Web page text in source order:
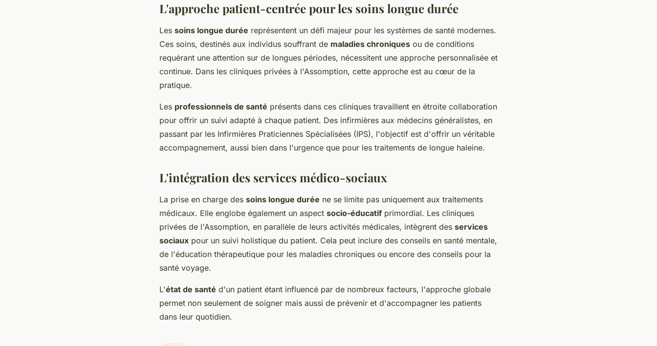
L'approche patient-centrée pour les soins longue durée
Les soins longue durée représentent un défi majeur pour les systèmes de santé modernes.
Ces soins, destinés aux individus souffrant de maladies chroniques ou de conditions
requérant une attention sur de longues périodes, nécessitent une approche personnalisée et
continue. Dans les cliniques privées à l'Assomption, cette approche est au cœur de la
pratique.
Les professionnels de santé présents dans ces cliniques travaillent en étroite collaboration
pour offrir un suivi adapté à chaque patient. Des infirmières aux médecins généralistes, en
passant par les Infirmières Praticiennes Spécialisées (IPS), l'objectif est d'offrir un véritable
accompagnement, aussi bien dans l'urgence que pour les traitements de longue haleine.
L'intégration des services médico-sociaux
La prise en charge des soins longue durée ne se limite pas uniquement aux traitements
médicaux. Elle englobe également un aspect socio-éducatif primordial. Les cliniques
privées de l'Assomption, en parallèle de leurs activités médicales, intègrent des services
sociaux pour un suivi holistique du patient. Cela peut inclure des conseils en santé mentale,
de l'éducation thérapeutique pour les maladies chroniques ou encore des conseils pour la
santé voyage.
L'état de santé d'un patient étant influencé par de nombreux facteurs, l'approche globale
permet non seulement de soigner mais aussi de prévenir et d'accompagner les patients
dans leur quotidien.